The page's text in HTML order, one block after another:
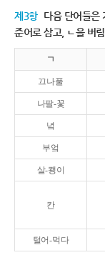
제3항 다음 단어들은
준어로 삼고, ㄴ을 버
ㄱ
끄나풀
나팔-꽃
녘
부엌
살-쾡이
칸
털어-먹다